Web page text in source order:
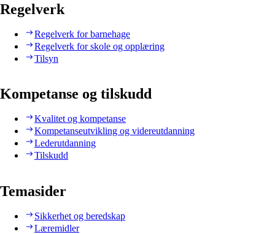
Regelverk
Regelverk for barnehage
Regelverk for skole og opplæring
Tilsyn
Kompetanse og tilskudd
Kvalitet og kompetanse
Kompetanseutvikling og videreutdanning
Lederutdanning
Tilskudd
Temasider
Sikkerhet og beredskap
Læremidler